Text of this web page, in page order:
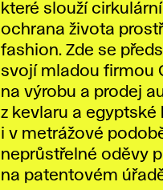
které slouží
ochrana života
fashion. Zde se
svojí mladou firmou
na výrobu a prodej
z kevlaru a
i v metrážové
neprůstřelné oděvy
na patentovém